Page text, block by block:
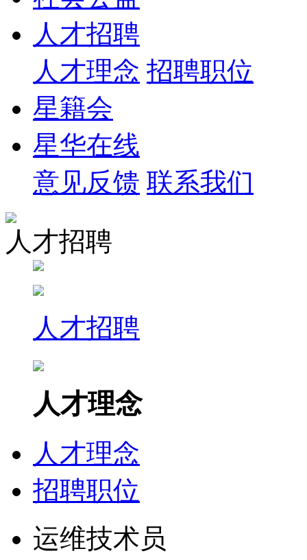
人才招聘
人才理念 招聘职位
星籍会
星华在线
意见反馈 联系我们
人才招聘
人才招聘
人才理念
人才理念
招聘职位
运维技术员